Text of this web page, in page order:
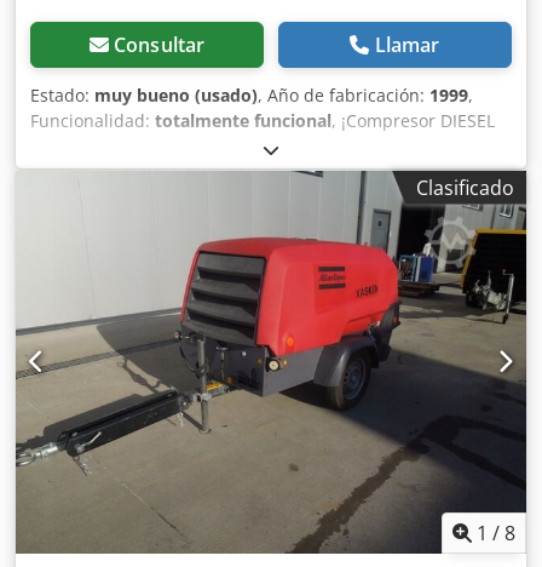
Consultar Llamar
Estado: muy bueno (usado), Año de fabricación: 1999,
Funcionalidad: totalmente funcional, ¡Compresor DIESEL
ATLAS COPCO XAS46DD después del mantenimiento!
Dwsdpfx Adsx A T D Ss Iea Compresor matriculado en
Polonia. Datos técnicos: capacidad: 2,60 m3/min; presión
de trabajo: 7 Bar; motor: DEUTZ F2M1011 horas de
funcionamiento: 1355 h!!! El compresor está
completamente operativo, listo para trabajar, con garantía.
Precio neto: 13.500 PLN Precio bruto: 16.605 PLN
Clasificado
1 /8